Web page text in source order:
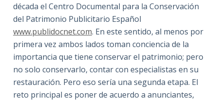
década el Centro Documental para la Conservación
del Patrimonio Publicitario Español
www.publidocnet.com. En este sentido, al menos por
primera vez ambos lados toman conciencia de la
importancia que tiene conservar el patrimonio; pero
no solo conservarlo, contar con especialistas en su
restauración. Pero eso sería una segunda etapa. El
reto principal es poner de acuerdo a anunciantes,